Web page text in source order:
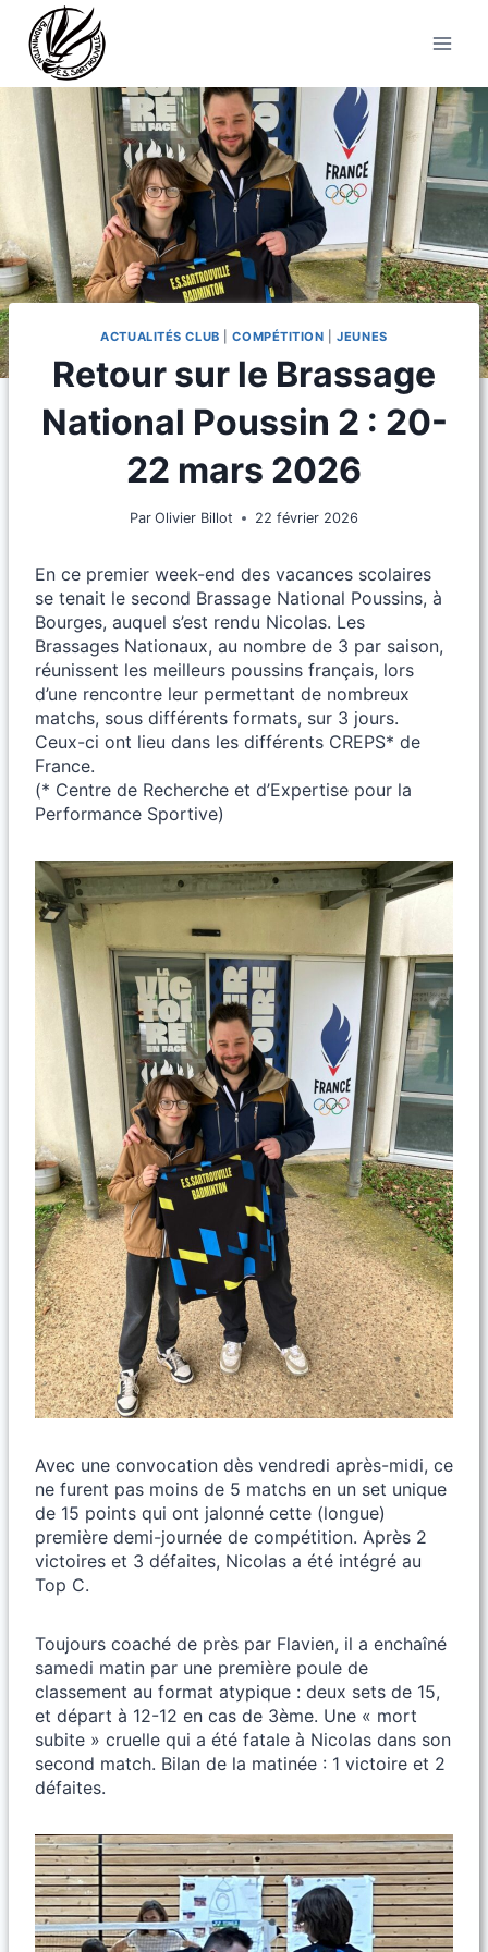
contenu
ACTUALITÉS CLUB |COMPÉTITION |JEUNES
Retour sur le Brassage
National Poussin 2 : 20-
22 mars 2026
Par Olivier Billot 22 février 2026
En ce premier week-end des vacances scolaires
se tenait le second Brassage National Poussins, à
Bourges, auquel s’est rendu Nicolas. Les
Brassages Nationaux, au nombre de 3 par saison,
réunissent les meilleurs poussins français, lors
d’une rencontre leur permettant de nombreux
matchs, sous différents formats, sur 3 jours.
Ceux-ci ont lieu dans les différents CREPS* de
France.
(* Centre de Recherche et d’Expertise pour la
Performance Sportive)
Avec une convocation dès vendredi après-midi, ce
ne furent pas moins de 5 matchs en un set unique
de 15 points qui ont jalonné cette (longue)
première demi-journée de compétition. Après 2
victoires et 3 défaites, Nicolas a été intégré au
Top C.
Toujours coaché de près par Flavien, il a enchaîné
samedi matin par une première poule de
classement au format atypique : deux sets de 15,
et départ à 12-12 en cas de 3ème. Une « mort
subite » cruelle qui a été fatale à Nicolas dans son
second match. Bilan de la matinée : 1 victoire et 2
défaites.